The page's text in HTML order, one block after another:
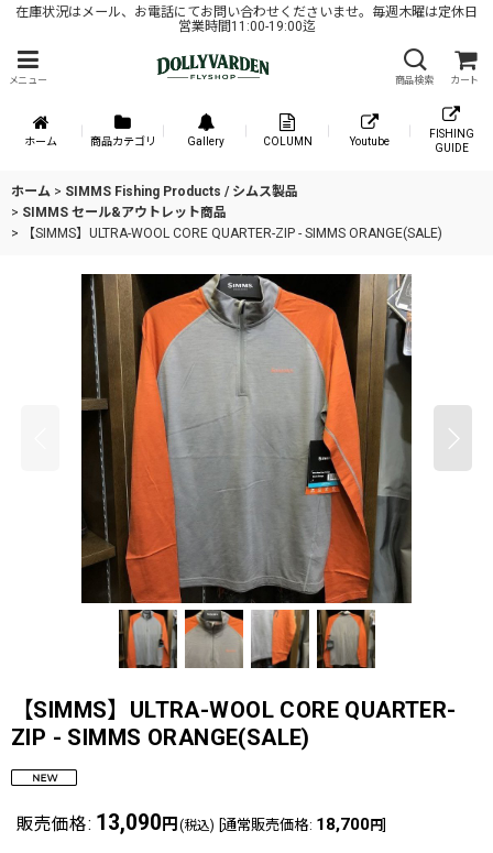
在庫状況はメール、お電話にてお問い合わせくださいませ。毎週木曜は定休日
営業時間11:00-19:00迄
メニュー 商品検索 カート
ホーム 商品カテゴリ Gallery COLUMN Youtube
FISHING
GUIDE
ホーム > SIMMS Fishing Products / シムス製品
> SIMMS セール&アウトレット商品
>
【SIMMS】ULTRA-WOOL CORE QUARTER-ZIP - SIMMS ORANGE(SALE)
【SIMMS】ULTRA-WOOL CORE QUARTER-
ZIP - SIMMS ORANGE(SALE)
販売価格: 13,090 円 (税込) 通常販売価格: 18,700円